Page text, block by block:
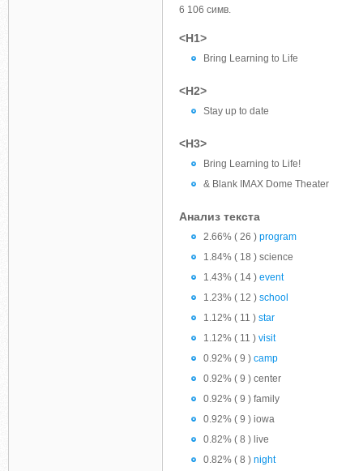
6 106 симв.
<H1>
Bring Learning to Life
<H2>
Stay up to date
<H3>
Bring Learning to Life!
& Blank IMAX Dome Theater
Анализ текста
2.66% ( 26 ) program
1.84% ( 18 ) science
1.43% ( 14 ) event
1.23% ( 12 ) school
1.12% ( 11 ) star
1.12% ( 11 ) visit
0.92% ( 9 ) camp
0.92% ( 9 ) center
0.92% ( 9 ) family
0.92% ( 9 ) iowa
0.82% ( 8 ) live
0.82% ( 8 ) night